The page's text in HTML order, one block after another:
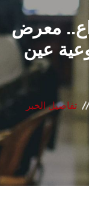
الشئون الأكاديمية
البحث العلمي
المراكز والوحدات
الأنظمة الذكية
معرض
عين
تفاصيل الخبر